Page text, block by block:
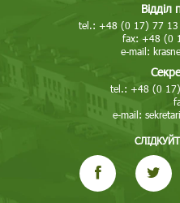
Відділ
tel.: +48 (0 17) 77
fax: +48 (0
e-mail:
tel.: +48 (0
e-mail: